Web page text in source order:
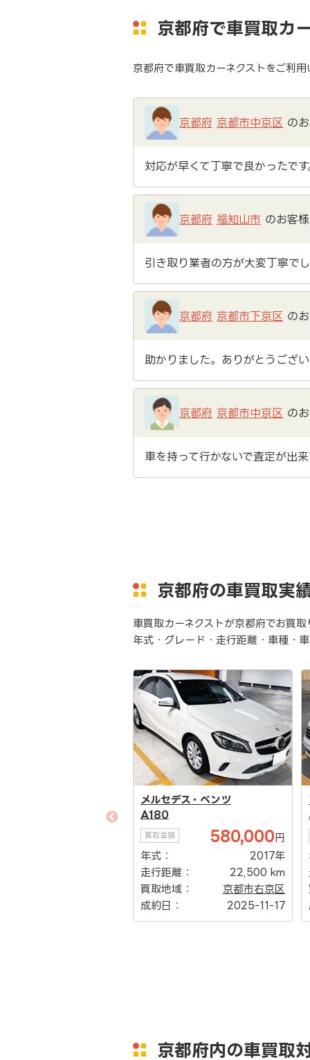
京都府で車買取カ
京都府で車買取カーネクストをご利
京都府 京都市中京区 の
対応が早くて丁寧で良かったです
京都府 福知山市 のお客様
引き取り業者の方が大変丁寧で
京都府 京都市下京区 の
助かりました。ありがとうござ
京都府 京都市中京区 の
車を持って行かないで査定が出
京都府の車買取実
車買取カーネクストが京都府でお買
年式・グレード・走行距離・車種・
フォルクスワーゲン
パサート
買取金額 300,000円
年式：
2020年
走行距離：
110,000 km
買取地域：
京都市
成約日：
2025-11-10
京都府内の車買取